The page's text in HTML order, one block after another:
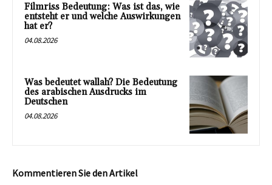
Filmriss Bedeutung: Was ist das, wie
entsteht er und welche Auswirkungen
hat er?
04.08.2026
Was bedeutet wallah? Die Bedeutung
des arabischen Ausdrucks im
Deutschen
04.08.2026
Kommentieren Sie den Artikel